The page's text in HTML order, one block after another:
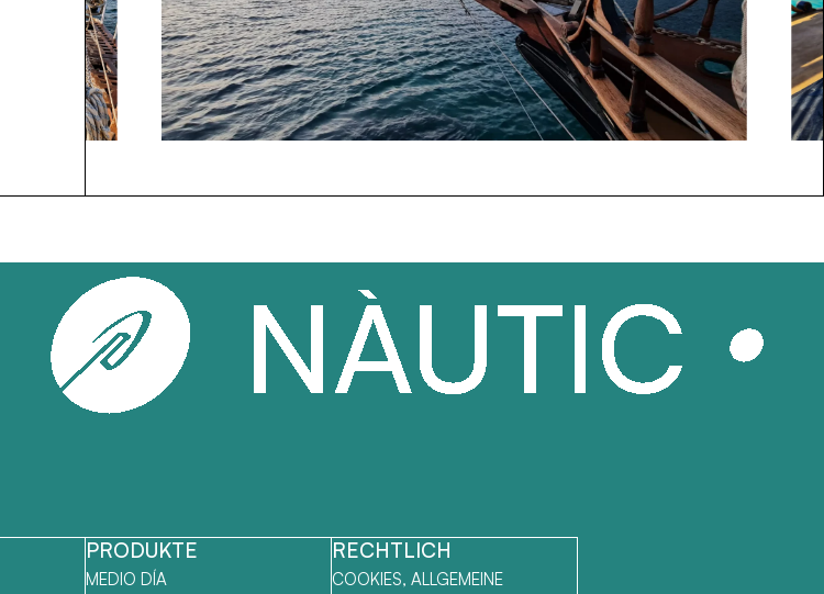
PRODUKTE
MEDIO DÍA
RECHTLICH
COOKIES, ALLGEMEINE